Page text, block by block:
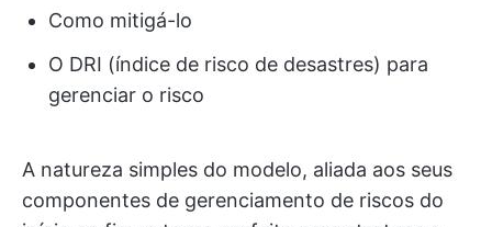
Como mitigá-lo
O DRI (índice de risco de desastres) para
gerenciar o risco
A natureza simples do modelo, aliada aos seus
componentes de gerenciamento de riscos do